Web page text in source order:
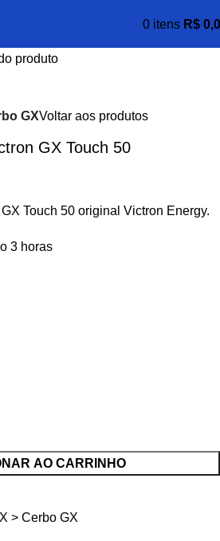
0 itens R$
GXVoltar aos produtos
GX Touch 50
Touch 50 original Victron Energy.
3 horas
AO CARRINHO
> Cerbo GX